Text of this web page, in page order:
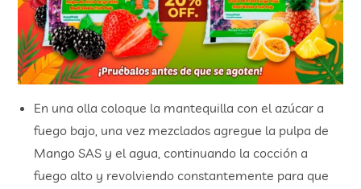
En una olla coloque la mantequilla con el azúcar a
fuego bajo, una vez mezclados agregue la pulpa de
Mango SAS y el agua, continuando la cocción a
fuego alto y revolviendo constantemente para que